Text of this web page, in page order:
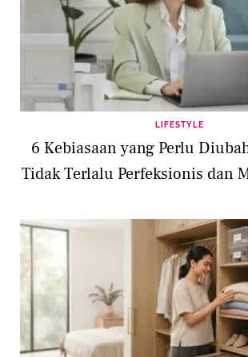
LIFESTYLE
6 Kebiasaan yang Perlu
Tidak Terlalu Perfeksionis dan